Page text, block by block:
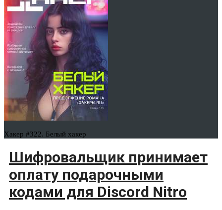
Хакер #322. Белый хакер
Шифровальщик принимает
оплату подарочными
кодами для Discord Nitro